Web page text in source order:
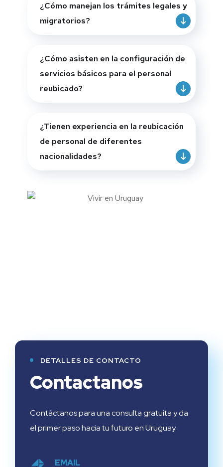
¿Cómo manejan los trámites legales y
migratorios?
¿Cómo asisten en la configuración de
servicios básicos para el personal
reubicado?
¿Tienen experiencia en la reubicación
de personal de diferentes
nacionalidades?
DETALLES DE CONTACTO
Contactanos
Contáctanos para una consulta gratuita y da
el primer paso hacia tu futuro en Uruguay.
EMAIL